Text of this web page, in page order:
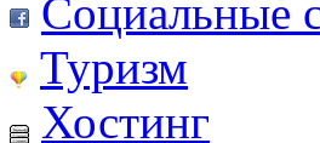
Социальные
Туризм
Хостинг